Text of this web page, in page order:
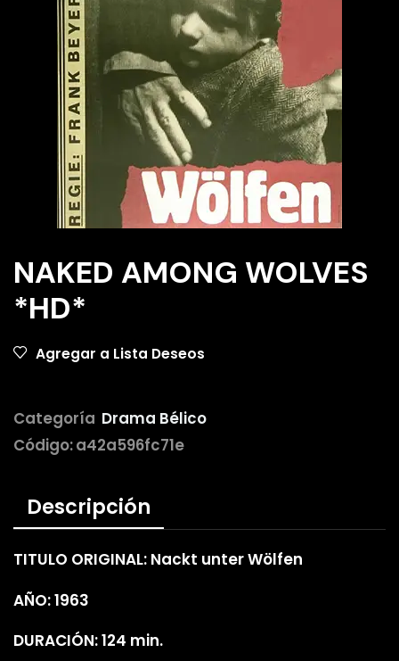
NAKED AMONG WOLVES
*HD*
Agregar a Lista Deseos
Categoría Drama Bélico
Código:a42a596fc71e
Descripción
TITULO ORIGINAL: Nackt unter Wölfen
AÑO: 1963
DURACIÓN: 124 min.